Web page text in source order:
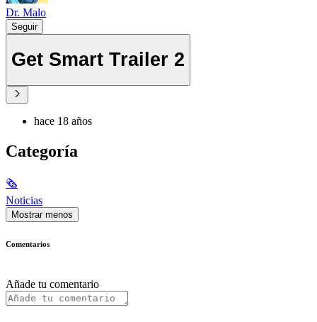
Dr. Malo
Seguir
Get Smart Trailer 2
hace 18 años
Categoría
🗞
Noticias
Mostrar menos
Comentarios
Añade tu comentario